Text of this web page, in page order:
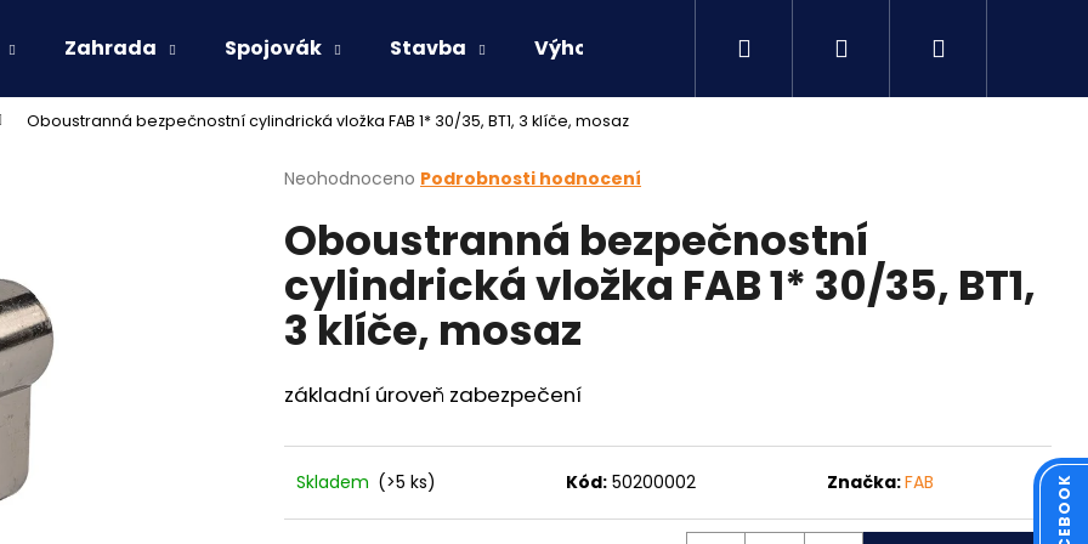
Zahrada Spojovák Stavba Výhodné sety Kontakty Přihlášení
Oboustranná bezpečnostní cylindrická vložka FAB 1* 30/35, BT1, 3 klíče, mosaz
Průměrné
produktu
je
z
5
hvězdiček.
Neohodnoceno Podrobnosti hodnocení
Oboustranná bezpečnostní
cylindrická vložka FAB 1* 30/35, BT1,
3 klíče, mosaz
základní úroveň zabezpečení
Skladem (>5 ks) Kód: 50200002 Značka:FAB
Co potřebujete najít?
HLEDAT
Následující